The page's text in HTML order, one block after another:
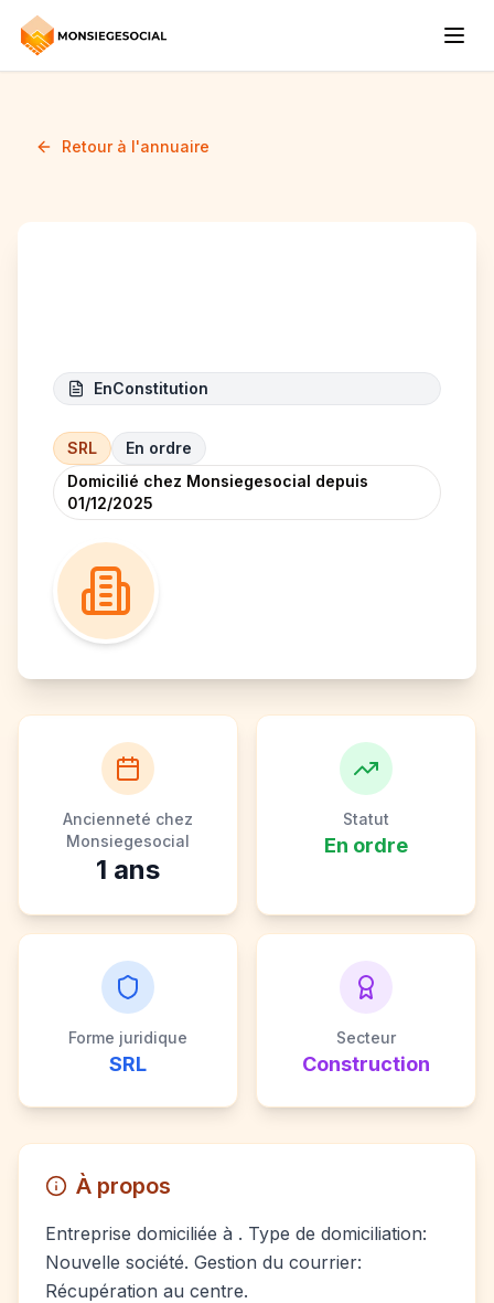
Retour à l'annuaire
EnConstitution
SRL
En ordre
Domicilié chez Monsiegesocial depuis
01/12/2025
Ancienneté chez
Monsiegesocial
1 ans
Statut
En ordre
Forme juridique
SRL
Secteur
Construction
À propos
Entreprise domiciliée à . Type de domiciliation:
Nouvelle société. Gestion du courrier:
Récupération au centre.